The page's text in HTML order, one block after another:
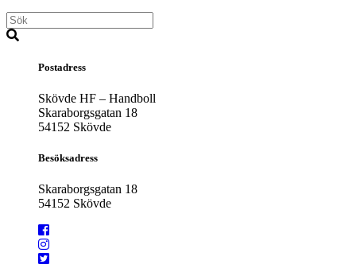
Postadress
Skövde HF – Handboll
Skaraborgsgatan 18
54152 Skövde
Besöksadress
Skaraborgsgatan 18
54152 Skövde